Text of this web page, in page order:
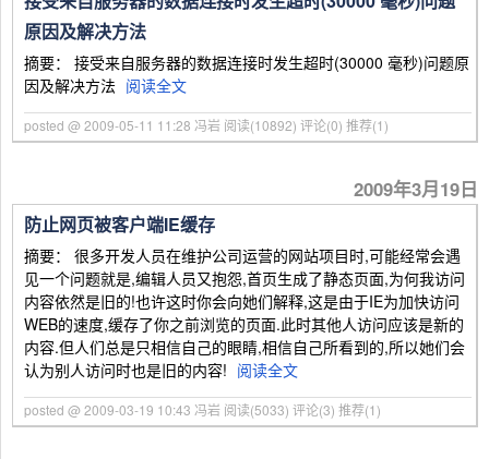
原因及解决方法
摘要： 接受来自服务器的数据连接时发生超时(30000 毫秒)问题原
因及解决方法 阅读全文
posted @ 2009-05-11 11:28 冯岩 阅读(10892) 评论(0) 推荐(1)
2009年3月19日
防止网页被客户端IE缓存
摘要： 很多开发人员在维护公司运营的网站项目时,可能经常会遇
见一个问题就是,编辑人员又抱怨,首页生成了静态页面,为何我访问
内容依然是旧的!也许这时你会向她们解释,这是由于IE为加快访问
WEB的速度,缓存了你之前浏览的页面.此时其他人访问应该是新的
内容.但人们总是只相信自己的眼睛,相信自己所看到的,所以她们会
认为别人访问时也是旧的内容! 阅读全文
posted @ 2009-03-19 10:43 冯岩 阅读(5033) 评论(3) 推荐(1)